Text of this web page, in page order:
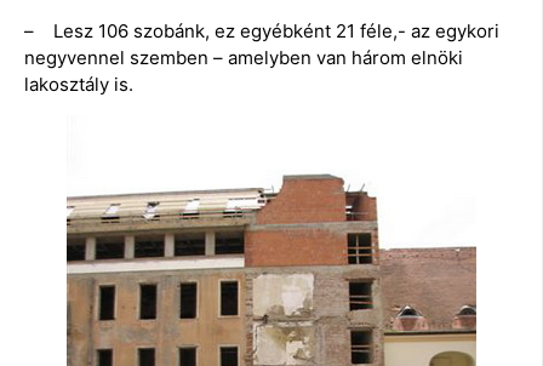
– Lesz 106 szobánk, ez egyébként 21 féle,- az egykori
negyvennel szemben – amelyben van három elnöki
lakosztály is.